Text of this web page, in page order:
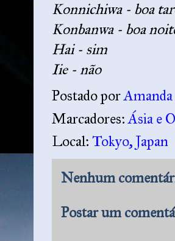
Konnichiwa - boa
Konbanwa - boa
Hai - sim
Iie - não
Postado por
Marcadores:Ásia e
Local: Tokyo, Japan
Nenhum
Postar um